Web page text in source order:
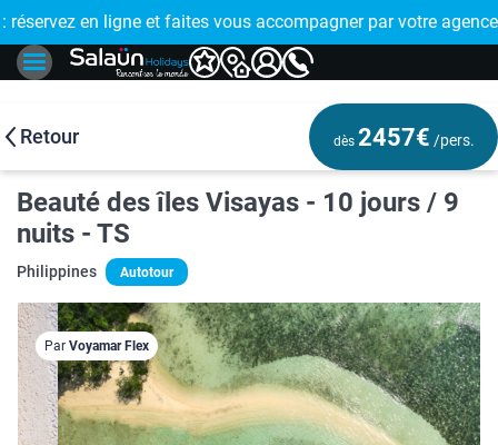
!
: réservez en ligne et faites vous accompagner par votre
🤩
Retour dès 2457€ /pers.
Beauté des îles Visayas - 10 jours / 9
nuits - TS
Philippines Autotour
Par Voyamar Flex